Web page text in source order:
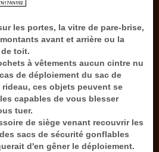
les portes, la vitre de pare-brise,
avant et arrière ou la
toit.
à vêtements aucun cintre nu
de déploiement du sac de
ces objets peuvent se
capables de vous blesser
tuer.
de siège venant recouvrir les
sacs de sécurité gonflables
d'en gêner le déploiement.